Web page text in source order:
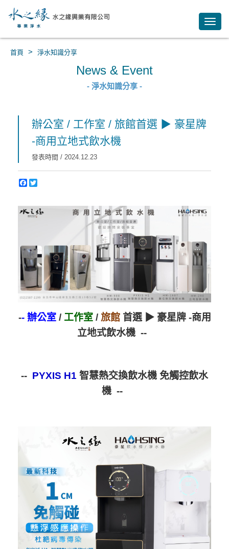
首頁 > 淨水知識分享
News & Event
- 淨水知識分享 -
辦公室 / 工作室 / 旅館首選 ▶ 豪星牌
-商用立地式飲水機
發表時間 / 2024.12.23
-- 辦公室 / 工作室 / 旅館 首選 ▶ 豪星牌 -商用
立地式飲水機 --
-- PYXIS H1 智慧熱交換飲水機 免觸控飲水
機 --